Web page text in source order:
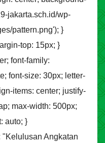
jakarta.sch.id/wp-
pattern.png'); }
top: 15px; }
font-family:
font-size: 30px; letter-
items: center; justify-
max-width: 500px;
auto; }
Angkatan